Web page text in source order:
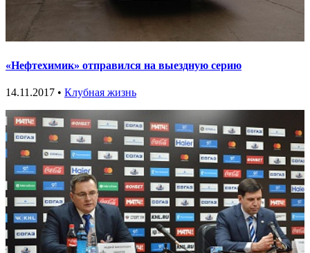
«Нефтехимик» отправился на выездную серию
14.11.2017 • Клубная жизнь